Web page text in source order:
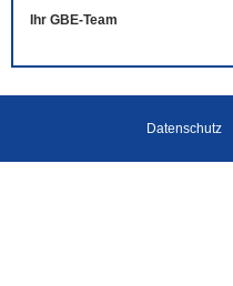
Ihr GBE-Team
Datenschutz